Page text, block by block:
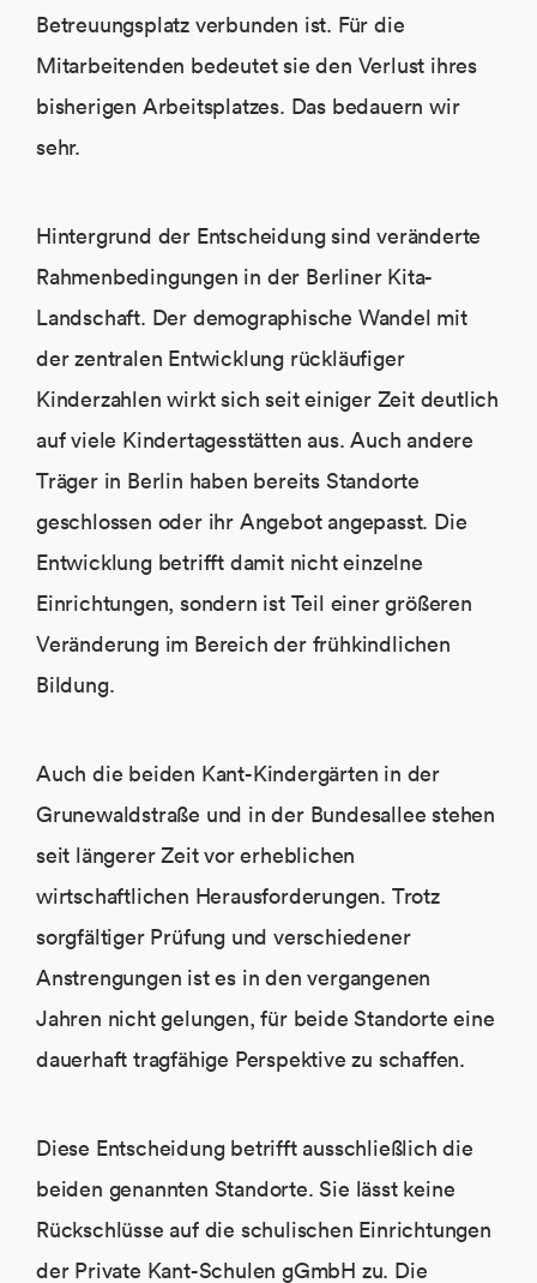
Betreuungsplatz verbunden ist. Für die
Mitarbeitenden bedeutet sie den Verlust ihres
bisherigen Arbeitsplatzes. Das bedauern wir
sehr.
Hintergrund der Entscheidung sind veränderte
Rahmenbedingungen in der Berliner Kita-
Landschaft. Der demographische Wandel mit
der zentralen Entwicklung rückläufiger
Kinderzahlen wirkt sich seit einiger Zeit deutlich
auf viele Kindertagesstätten aus. Auch andere
Träger in Berlin haben bereits Standorte
geschlossen oder ihr Angebot angepasst. Die
Entwicklung betrifft damit nicht einzelne
Einrichtungen, sondern ist Teil einer größeren
Veränderung im Bereich der frühkindlichen
Bildung.
Auch die beiden Kant-Kindergärten in der
Grunewaldstraße und in der Bundesallee stehen
seit längerer Zeit vor erheblichen
wirtschaftlichen Herausforderungen. Trotz
sorgfältiger Prüfung und verschiedener
Anstrengungen ist es in den vergangenen
Jahren nicht gelungen, für beide Standorte eine
dauerhaft tragfähige Perspektive zu schaffen.
Diese Entscheidung betrifft ausschließlich die
beiden genannten Standorte. Sie lässt keine
Rückschlüsse auf die schulischen Einrichtungen
der Private Kant-Schulen gGmbH zu. Die